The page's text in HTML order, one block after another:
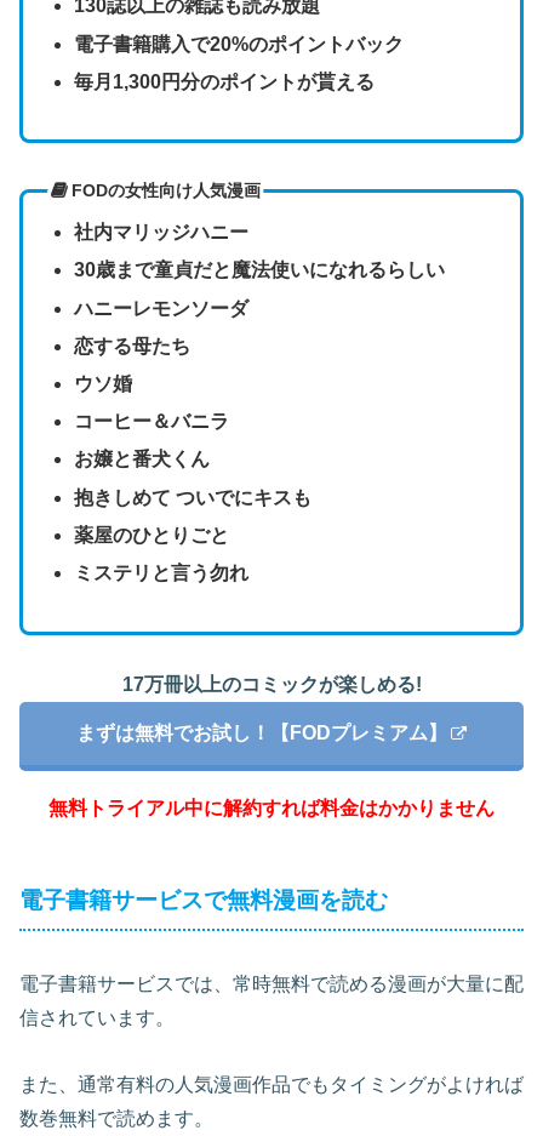
130誌以上の雑誌も読み放題
電子書籍購入で20%のポイントバック
毎月1,300円分のポイントが貰える
FODの女性向け人気漫画
社内マリッジハニー
30歳まで童貞だと魔法使いになれるらしい
ハニーレモンソーダ
恋する母たち
ウソ婚
コーヒー＆バニラ
お嬢と番犬くん
抱きしめて ついでにキスも
薬屋のひとりごと
ミステリと言う勿れ
17万冊以上のコミックが楽しめる!
まずは無料でお試し！【FODプレミアム】
無料トライアル中に解約すれば料金はかかりません
電子書籍サービスで無料漫画を読む
電子書籍サービスでは、常時無料で読める漫画が大量に配
信されています。
また、通常有料の人気漫画作品でもタイミングがよければ
数巻無料で読めます。